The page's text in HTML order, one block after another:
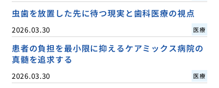
虫歯を放置した先に待つ現実と歯科医療の視点
2026.03.30 医療
患者の負担を最小限に抑えるケアミックス病院の
真髄を追求する
2026.03.30 医療